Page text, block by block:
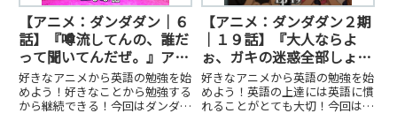
【アニメ：ダンダダン｜６
話】『噂流してんの、誰だ
って聞いてんだぜ。』アニ
メから英語の勉強
好きなアニメから英語の勉強を始
めよう！好きなことから勉強する
から継続できる！今回はダンダダ
【アニメ：ダンダダン２期
｜１９話】『大人ならよ
ぉ、ガキの迷惑全部しょい
込んでてめぇの好きにしろ
って言ってやりてぇじゃね
ぇか。』アニメから英語の
好きなアニメから英語の勉強を始
めよう！英語の上達には英語に慣
れることがとても大切！今回はダ